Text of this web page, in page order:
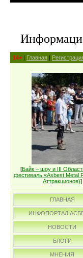
14+ | Главная |
[Байк – шоу и III
фестиваль «Asbest Metal
Аттракционов)]
ГЛАВНАЯ
ИНФОПОРТАЛ
НОВОСТИ
БЛОГИ
МНЕНИЯ